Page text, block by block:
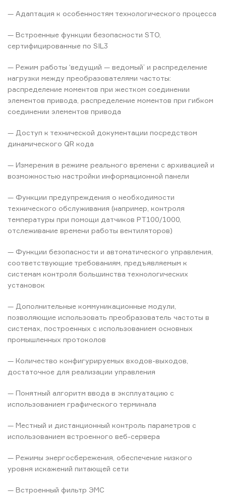
— Адаптация к особенностям технологического процесса
— Встроенные функции безопасности STO,
сертифицированные по SIL3
— Режим работы ‘ведущий — ведомый’ и распределение
нагрузки между преобразователями частоты:
распределение моментов при жестком соединении
элементов привода, распределение моментов при гибком
соединении элементов привода
— Доступ к технической документации посредством
динамического QR кода
— Измерения в режиме реального времени с архивацией и
возможностью настройки информационной панели
— Функции предупреждения о необходимости
технического обслуживания (например, контроля
температуры при помощи датчиков PT100/1000,
отслеживание времени работы вентиляторов)
— Функции безопасности и автоматического управления,
соответствующие требованиям, предъявляемым к
системам контроля большинства технологических
установок
— Дополнительные коммуникационные модули,
позволяющие использовать преобразователь частоты в
системах, построенных с использованием основных
промышленных протоколов
— Количество конфигурируемых входов-выходов,
достаточное для реализации управления
— Понятный алгоритм ввода в эксплуатацию с
использованием графического терминала
— Местный и дистанционный контроль параметров с
использованием встроенного веб-сервера
— Режимы энергосбережения, обеспечение низкого
уровня искажений питающей сети
— Встроенный фильтр ЭМС